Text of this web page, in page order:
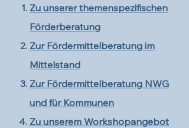
Zu unserer themenspezifischen
Förderberatung
Zur Fördermittelberatung im
Mittelstand
Zur Fördermittelberatung NWG
und für Kommunen
Zu unserem Workshopangebot